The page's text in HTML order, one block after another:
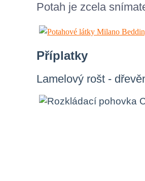
Potah je zcela
Příplatky
Lamelový rošt -